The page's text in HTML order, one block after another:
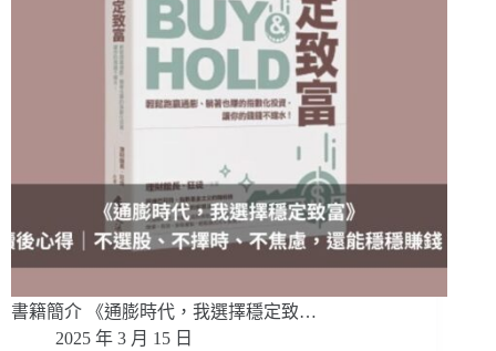
書籍簡介 《通膨時代，我選擇穩定致…
2025 年 3 月 15 日